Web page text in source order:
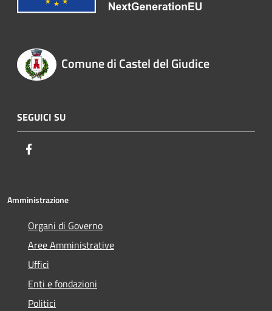
Comune di Castel del Giudice
SEGUICI SU
Amministrazione
Organi di Governo
Aree Amministrative
Uffici
Enti e fondazioni
Politici